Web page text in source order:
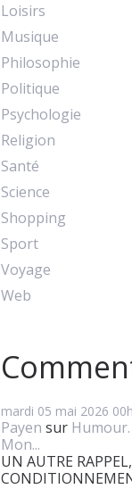
Loisirs
Musique
Philosophie
Politique
Psychologie
Religion
Santé
Science
Shopping
Sport
Voyage
Web
mardi 05 mai 2026
Payen sur
Mon...
UN AUTRE